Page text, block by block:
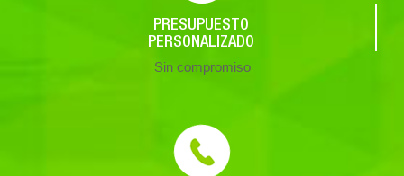
PRESUPUESTO
PERSONALIZADO
Sin compromiso